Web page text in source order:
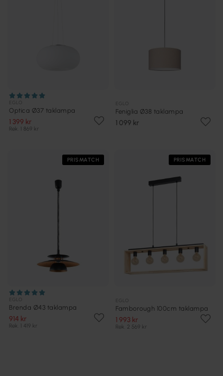
Optica Ø37 taklampa
1 399 kr
Rek. 1 869 kr
Feniglia Ø38 taklampa
1 099 kr
PRISMATCH
Brenda Ø43 taklampa
914 kr
Rek. 1 419 kr
PRISMATCH
Famborough 100cm taklampa
1 993 kr
Rek. 2 569 kr